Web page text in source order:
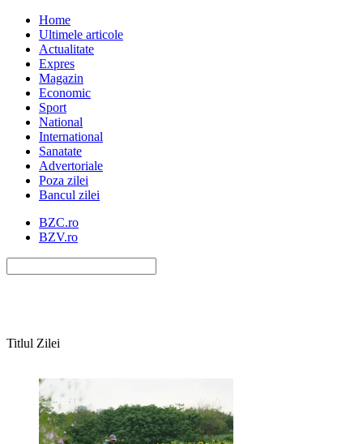
Home
Ultimele articole
Actualitate
Expres
Magazin
Economic
Sport
National
International
Sanatate
Advertoriale
Poza zilei
Bancul zilei
BZC.ro
BZV.ro
Titlul Zilei